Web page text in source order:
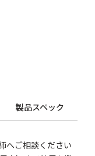
製品スペック
へご相談ください